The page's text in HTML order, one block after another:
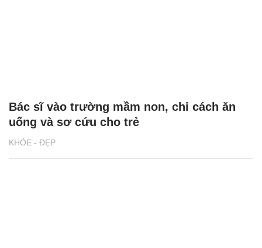
KHỎE - ĐẸP
Bác sĩ vào trường mầm non, chỉ cách ăn
uống và sơ cứu cho trẻ